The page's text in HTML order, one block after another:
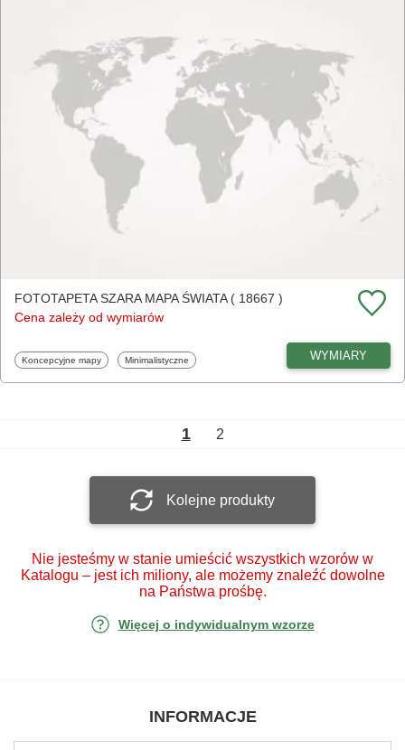
FOTOTAPETA SZARA MAPA ŚWIATA ( 18667 )
Cena zależy od wymiarów
Fototapety
Koncepcyjne mapy Fototapety
Minimalistyczne WYMIARY
1 2
Kolejne produkty
Nie jesteśmy w stanie umieścić wszystkich wzorów w
Katalogu – jest ich miliony, ale możemy znaleźć dowolne
na Państwa prośbę.
Więcej o indywidualnym wzorze
INFORMACJE